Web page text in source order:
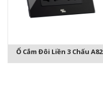
Ổ Cắm Đôi Liền 3 Chấu A82